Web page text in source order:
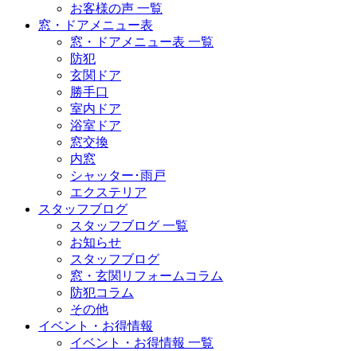
お客様の声 一覧
窓・ドアメニュー表
窓・ドアメニュー表 一覧
防犯
玄関ドア
勝手口
室内ドア
浴室ドア
窓交換
内窓
シャッター･雨戸
エクステリア
スタッフブログ
スタッフブログ 一覧
お知らせ
スタッフブログ
窓・玄関リフォームコラム
防犯コラム
その他
イベント・お得情報
イベント・お得情報 一覧